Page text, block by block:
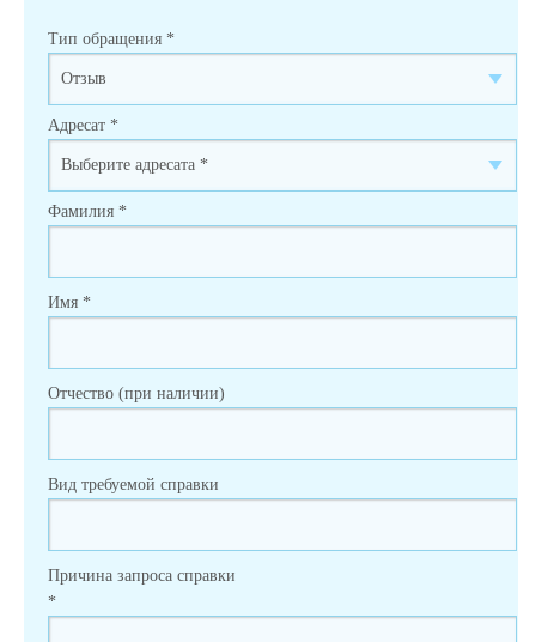
Тип обращения *
Адресат *
Фамилия *
Имя *
Отчество (при наличии)
Вид требуемой справки
Причина запроса справки
*